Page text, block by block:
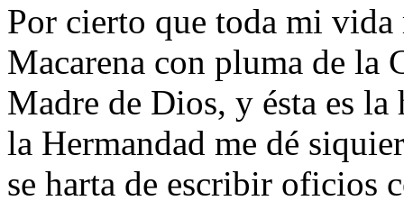
Por cierto que toda mi vida
Macarena con pluma de la
Madre de Dios, y ésta es la
la Hermandad me dé
se harta de escribir oficios